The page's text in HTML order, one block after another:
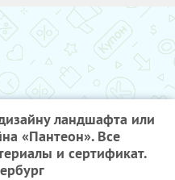
ландшафта или
«Пантеон». Все
и сертификат.